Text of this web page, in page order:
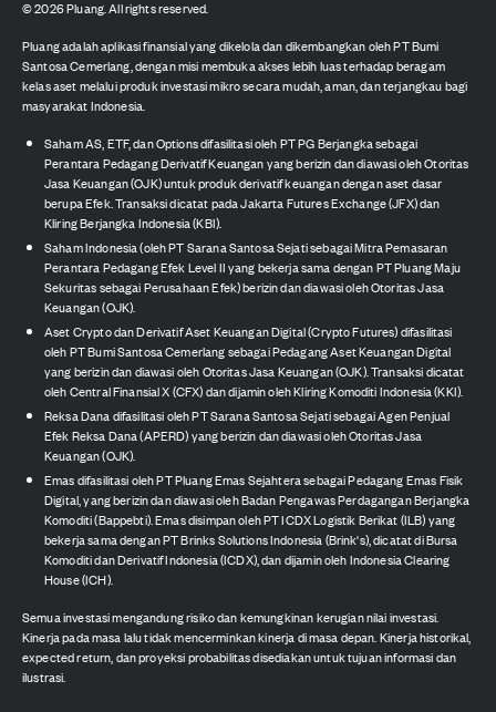
©2026Pluang. All rights reserved.
Pluang adalah aplikasi finansial yang dikelola dan dikembangkan oleh PT Bumi
Santosa Cemerlang, dengan misi membuka akses lebih luas terhadap beragam
kelas aset melalui produk investasi mikro secara mudah, aman, dan terjangkau bagi
masyarakat Indonesia.
Saham AS, ETF, dan Options difasilitasi oleh PT PG Berjangka sebagai
Perantara Pedagang Derivatif Keuangan yang berizin dan diawasi oleh Otoritas
Jasa Keuangan (OJK) untuk produk derivatif keuangan dengan aset dasar
berupa Efek. Transaksi dicatat pada Jakarta Futures Exchange (JFX) dan
Kliring Berjangka Indonesia (KBI).
Saham Indonesia (oleh PT Sarana Santosa Sejati sebagai Mitra Pemasaran
Perantara Pedagang Efek Level II yang bekerja sama dengan PT Pluang Maju
Sekuritas sebagai Perusahaan Efek) berizin dan diawasi oleh Otoritas Jasa
Keuangan (OJK).
Aset Crypto dan Derivatif Aset Keuangan Digital (Crypto Futures) difasilitasi
oleh PT Bumi Santosa Cemerlang sebagai Pedagang Aset Keuangan Digital
yang berizin dan diawasi oleh Otoritas Jasa Keuangan (OJK). Transaksi dicatat
oleh Central Finansial X (CFX) dan dijamin oleh Kliring Komoditi Indonesia (KKI).
Reksa Dana difasilitasi oleh PT Sarana Santosa Sejati sebagai Agen Penjual
Efek Reksa Dana (APERD) yang berizin dan diawasi oleh Otoritas Jasa
Keuangan (OJK).
Emas difasilitasi oleh PT Pluang Emas Sejahtera sebagai Pedagang Emas Fisik
Digital, yang berizin dan diawasi oleh Badan Pengawas Perdagangan Berjangka
Komoditi (Bappebti). Emas disimpan oleh PT ICDX Logistik Berikat (ILB) yang
bekerja sama dengan PT Brinks Solutions Indonesia (Brink's), dicatat di Bursa
Komoditi dan Derivatif Indonesia (ICDX), dan dijamin oleh Indonesia Clearing
House (ICH).
Semua investasi mengandung risiko dan kemungkinan kerugian nilai investasi.
Kinerja pada masa lalu tidak mencerminkan kinerja di masa depan. Kinerja historikal,
expected return, dan proyeksi probabilitas disediakan untuk tujuan informasi dan
ilustrasi.